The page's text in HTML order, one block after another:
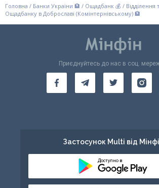
Головна / Банки України 🏦 / Ощадбанк 💰 / Відділення
Ощадбанку в Доброславі (Комінтернівському) 🏦
Приєднуйтесь до нас в соц.
Застосунок Multi від
Доступно в